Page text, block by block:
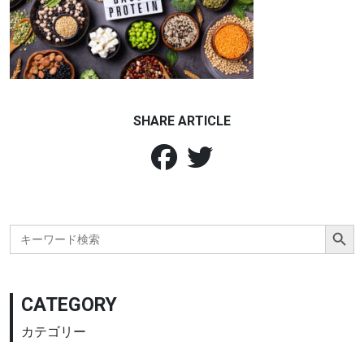
SHARE ARTICLE
Search
for:
Search Button
CATEGORY
カテゴリー